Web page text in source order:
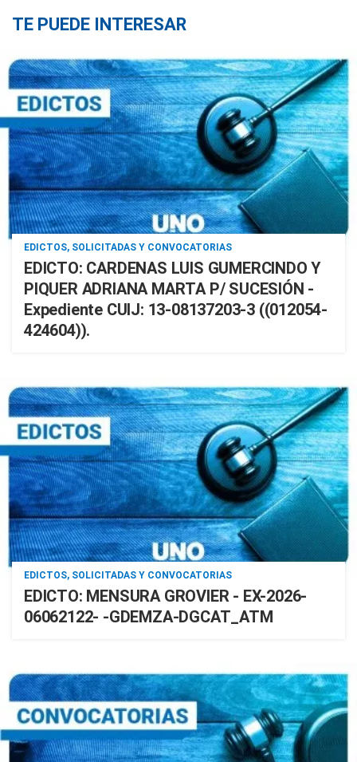
TE PUEDE INTERESAR
EDICTOS, SOLICITADAS Y CONVOCATORIAS
EDICTO: CARDENAS LUIS GUMERCINDO Y
PIQUER ADRIANA MARTA P/ SUCESIÓN -
Expediente CUIJ: 13-08137203-3 ((012054-
424604)).
EDICTOS, SOLICITADAS Y CONVOCATORIAS
EDICTO: MENSURA GROVIER - EX-2026-
06062122- -GDEMZA-DGCAT_ATM